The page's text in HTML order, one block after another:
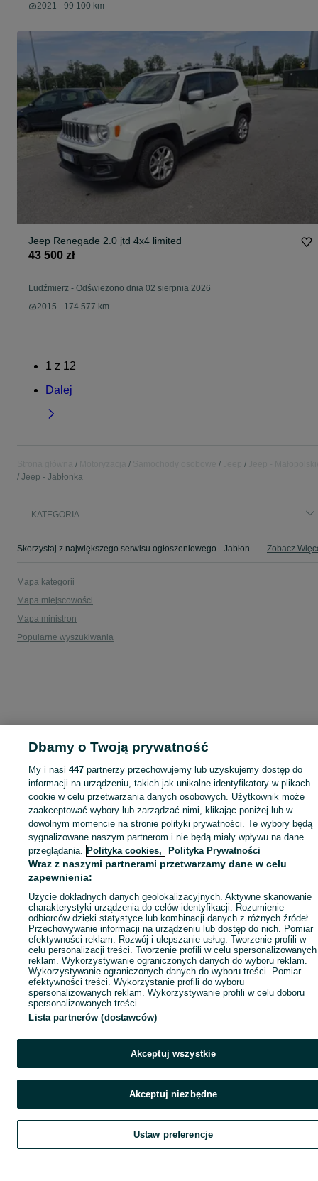
2021 - 99 100 km
Jeep Renegade 2.0 jtd 4x4 limited
43 500 zł
Ludźmierz - Odświeżono dnia 02 sierpnia 2026
2015 - 174 577 km
1 z 12
Dalej
Jeep - Jabłonka
KATEGORIA
Skorzystaj z największego serwisu ogłoszeniowego - Jabłonka i okolice! - kupuj lub sprzedawaj jeszcze wygodniej w kategorii Jeep! Zobacz
Mapa kategorii
Mapa miejscowości
Mapa ministron
Popularne wyszukiwania
Szukaj Obserwujesz Dodaj Czat
Dbamy o Twoją prywatność
My i nasi447 partnerzy przechowujemy lub uzyskujemy dostęp do
informacji na urządzeniu, takich jak unikalne identyfikatory w plikach
cookie w celu przetwarzania danych osobowych. Użytkownik może
zaakceptować wybory lub zarządzać nimi, klikając poniżej lub w
dowolnym momencie na stronie polityki prywatności. Te wybory będą
sygnalizowane naszym partnerom i nie będą miały wpływu na dane
przeglądania. Polityka cookies, Polityka Prywatności
Wraz z naszymi partnerami przetwarzamy dane w celu
zapewnienia:
Użycie dokładnych danych geolokalizacyjnych. Aktywne skanowanie
charakterystyki urządzenia do celów identyfikacji. Rozumienie
odbiorców dzięki statystyce lub kombinacji danych z różnych źródeł.
Przechowywanie informacji na urządzeniu lub dostęp do nich. Pomiar
efektywności reklam. Rozwój i ulepszanie usług. Tworzenie profili w
celu personalizacji treści. Tworzenie profili w celu spersonalizowanych
reklam. Wykorzystywanie ograniczonych danych do wyboru reklam.
Wykorzystywanie ograniczonych danych do wyboru treści. Pomiar
efektywności treści. Wykorzystanie profili do wyboru
spersonalizowanych reklam. Wykorzystywanie profili w celu doboru
spersonalizowanych treści.
Lista partnerów (dostawców)
Akceptuj wszystkie
Akceptuj niezbędne
Ustaw preferencje